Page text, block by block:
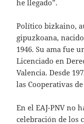
he llegado”.
Político bizkaino,
gipuzkoana,
1946. Su ama fue
Licenciado en
Valencia. Desde
las Cooperativas
En el EAJ-PNV no
celebración de los